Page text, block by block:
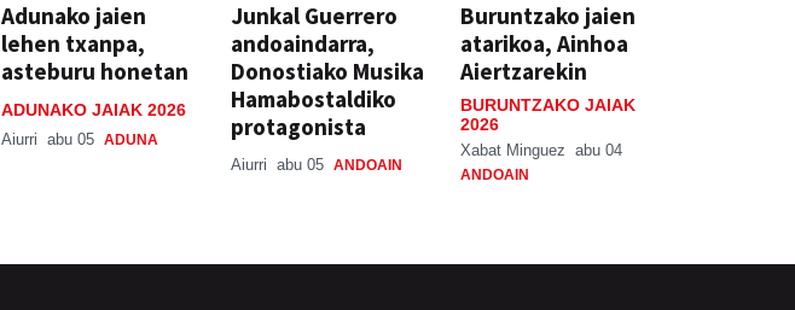
Adunako jaien
lehen txanpa,
asteburu honetan
ADUNAKO JAIAK 2026
Aiurri abu 05 ADUNA
Junkal Guerrero
andoaindarra,
Donostiako Musika
Hamabostaldiko
protagonista
Aiurri abu 05 ANDOAIN
Buruntzako jaien
atarikoa, Ainhoa
Aiertzarekin
BURUNTZAKO JAIAK
2026
Xabat Minguez abu 04
ANDOAIN